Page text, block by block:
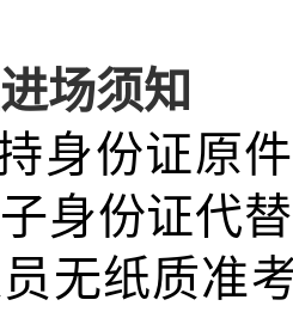
场须知
身份证原
身份证代
无纸质准